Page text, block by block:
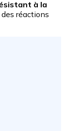
à la
des réactions